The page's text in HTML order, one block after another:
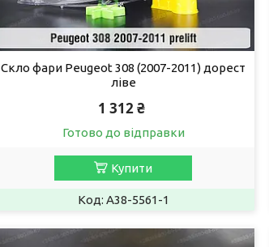
Скло фари Peugeot 308 (2007-2011) дорест
ліве
1 312 ₴
Готово до відправки
Купити
A38-5561-1